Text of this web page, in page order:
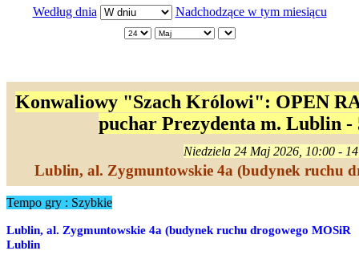
Według dnia Nadchodzące w tym miesiącu
Konwaliowy "Szach Królowi": OPEN
puchar Prezydenta m. Lublin -
Niedziela 24 Maj 2026, 10:00 -
Lublin, al. Zygmuntowskie 4a (budynek ruchu
Tempo gry : Szybkie
Lublin, al. Zygmuntowskie 4a (budynek ruchu drogowego MOSiR
Lublin